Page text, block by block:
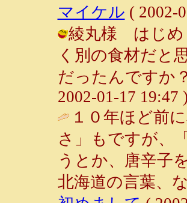
マイケル ( 2002-
綾丸様 はじめ
く別の食材だと
だったんですか
2002-01-17 19:47 )
１０年ほど前
さ」もですが、
うとか、唐辛子
北海道の言葉、